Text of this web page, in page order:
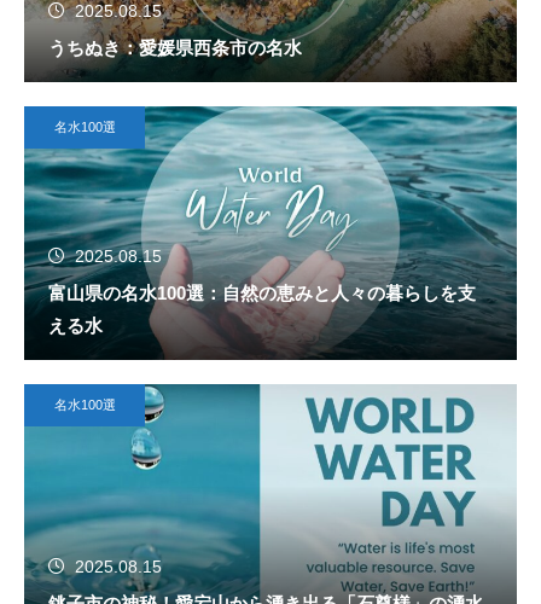
2025.08.15
うちぬき：愛媛県西条市の名水
名水100選
2025.08.15
富山県の名水100選：自然の恵みと人々の暮らしを支
える水
名水100選
2025.08.15